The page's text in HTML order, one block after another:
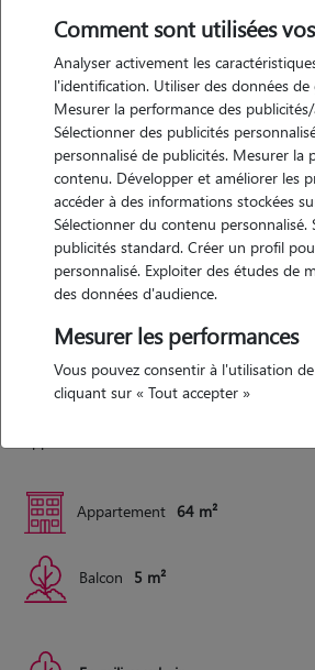
moment câlin à l'intérieur, je suis disposée
moi et je serai ravie de le faire.
Expérience
J'ai toujours eu la chance d'être entourée
petite. Entretenant un excellent lien avec
soucieuse de leur bien être je saurai donc
m'occuper d'eux. Je serais ravie de profiter
compagnon lors de balades diverses, de
Logement
Appartement 64 m²
Balcon 5 m²
Comment sont utilisées
Analyser activement les
l'identification. Utiliser des données de
Mesurer la performance des
Sélectionner des publicités
personnalisé de publicités. Mesurer la
contenu. Développer et améliorer les
accéder à des informations stockées
Sélectionner du contenu personnalisé.
publicités standard. Créer un profil
personnalisé. Exploiter des études de
des données d'audience.
Mesurer les performances
Vous pouvez consentir à l'utilisation
cliquant sur « Tout accepter »